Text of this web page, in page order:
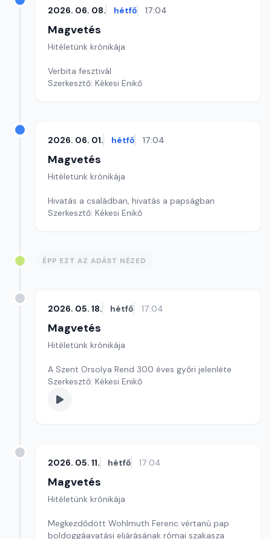
2026. 06. 08. hétfő 17:04
Magvetés
Hitéletünk krónikája
Verbita fesztivál
Szerkesztő: Kékesi Enikő
2026. 06. 01. hétfő 17:04
Magvetés
Hitéletünk krónikája
Hivatás a családban, hivatás a papságban
Szerkesztő: Kékesi Enikő
ÉPP EZT AZ ADÁST NÉZED
2026. 05. 18. hétfő 17:04
Magvetés
Hitéletünk krónikája
A Szent Orsolya Rend 300 éves győri jelenléte
Szerkesztő: Kékesi Enikő
2026. 05. 11. hétfő 17:04
Magvetés
Hitéletünk krónikája
Megkezdődött Wohlmuth Ferenc vértanú pap
boldoggáavatási eljárásának római szakasza